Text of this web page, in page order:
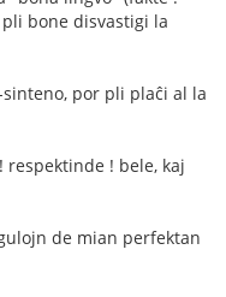
bone disvastigi la
por pli plaĉi al la
respektinde ! bele, kaj
de mian perfektan